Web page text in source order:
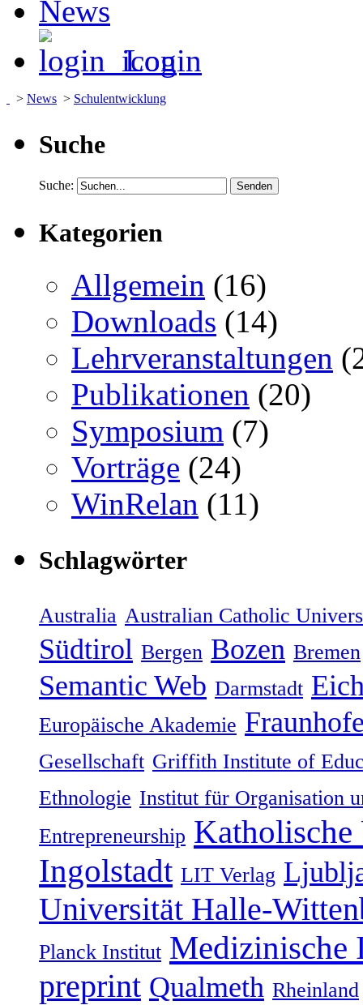
News
Login
> News > Schulentwicklung
Suche
Suche:
Kategorien
Allgemein (16)
Downloads (14)
Lehrveranstaltungen
Publikationen (20)
Symposium (7)
Vorträge (24)
WinRelan (11)
Schlagwörter
Australia Australian Catholic
Südtirol Bergen Bozen Bremen
Semantic Web Darmstadt
Europäische Akademie
Gesellschaft Griffith Institute of
Ethnologie Institut für Organisation
Entrepreneurship
Ingolstadt LIT Verlag
Universität Halle-
Planck Institut
preprint Qualmeth Rheinland